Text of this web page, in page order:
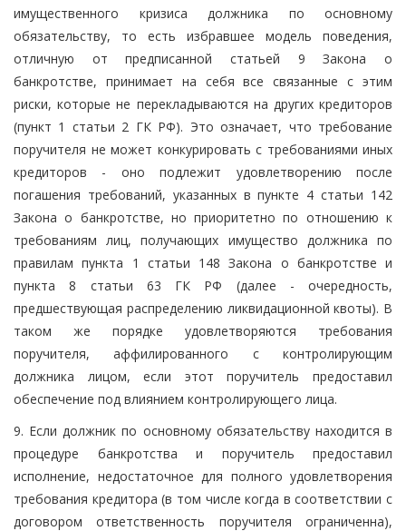
имущественного кризиса должника по основному
обязательству, то есть избравшее модель поведения,
отличную от предписанной статьей 9 Закона о
банкротстве, принимает на себя все связанные с этим
риски, которые не перекладываются на других кредиторов
(пункт 1 статьи 2 ГК РФ). Это означает, что требование
поручителя не может конкурировать с требованиями иных
кредиторов - оно подлежит удовлетворению после
погашения требований, указанных в пункте 4 статьи 142
Закона о банкротстве, но приоритетно по отношению к
требованиям лиц, получающих имущество должника по
правилам пункта 1 статьи 148 Закона о банкротстве и
пункта 8 статьи 63 ГК РФ (далее - очередность,
предшествующая распределению ликвидационной квоты). В
таком же порядке удовлетворяются требования
поручителя, аффилированного с контролирующим
должника лицом, если этот поручитель предоставил
обеспечение под влиянием контролирующего лица.
9. Если должник по основному обязательству находится в
процедуре банкротства и поручитель предоставил
исполнение, недостаточное для полного удовлетворения
требования кредитора (в том числе когда в соответствии с
договором ответственность поручителя ограниченна),